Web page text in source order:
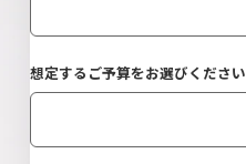
想定するご予算をお選びください